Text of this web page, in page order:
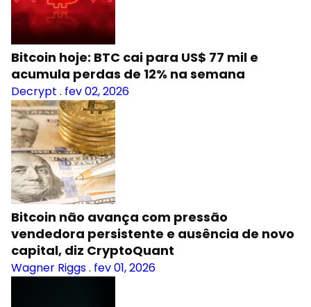
Bitcoin hoje: BTC cai para US$ 77 mil e
acumula perdas de 12% na semana
Decrypt . fev 02, 2026
Bitcoin não avança com pressão
vendedora persistente e ausência de novo
capital, diz CryptoQuant
Wagner Riggs. fev 01, 2026